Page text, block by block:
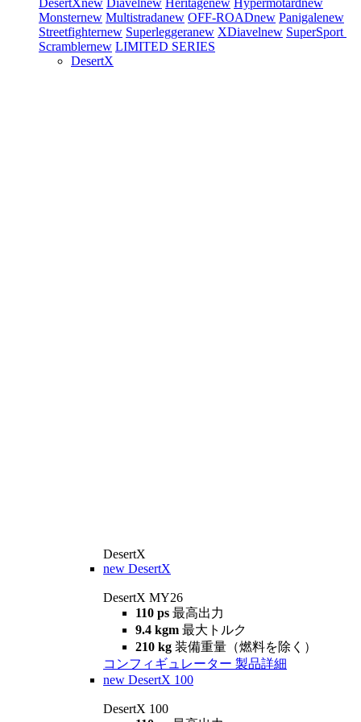
DesertXnew Diavelnew Heritagenew Hypermotardnew
Monsternew Multistradanew OFF-ROADnew Panigalenew
Streetfighternew Superleggeranew XDiavelnew SuperSport
Scramblernew LIMITED SERIES
DesertX
DesertX
new DesertX
DesertX MY26
110 ps 最高出力
9.4 kgm 最大トルク
210 kg 装備重量（燃料を除く）
コンフィギュレーター 製品詳細
new DesertX 100
DesertX 100